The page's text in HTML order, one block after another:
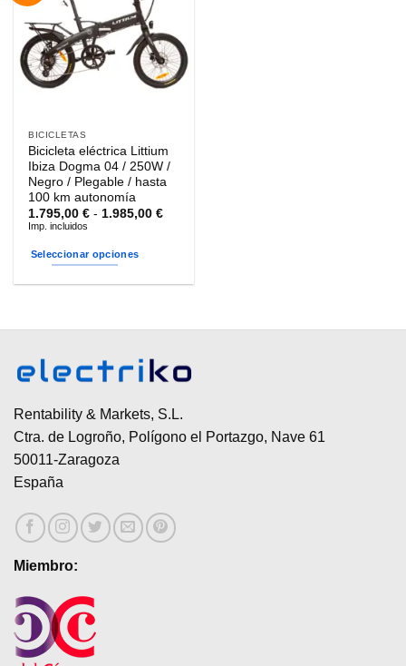
Las
opciones
se
pueden
elegir
página
de
producto
BICICLETAS
Bicicleta eléctrica Littium
Ibiza Dogma 04 / 250W /
Negro / Plegable / hasta
100 km autonomía
1.795,00€ - 1.985,00€Rango
1.985,00 €
Imp. incluidos
Seleccionar opciones
múltiples
Las
se
pueden
en
la
de
producto
Rentability & Markets, S.L.
Ctra. de Logroño, Polígono el Portazgo, Nave 61
50011-Zaragoza
España
Miembro: